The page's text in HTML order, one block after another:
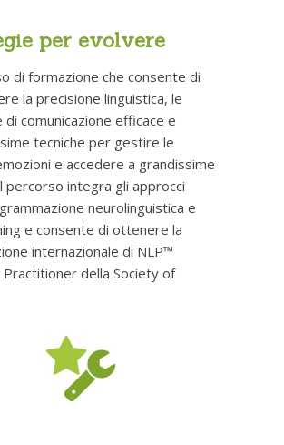
per evolvere
di formazione che consente di
la precisione linguistica, le
comunicazione efficace e
tecniche per gestire le
e accedere a grandissime
percorso integra gli approcci
neurolinguistica e
e consente di ottenere la
internazionale di NLP™
Practitioner della Society of